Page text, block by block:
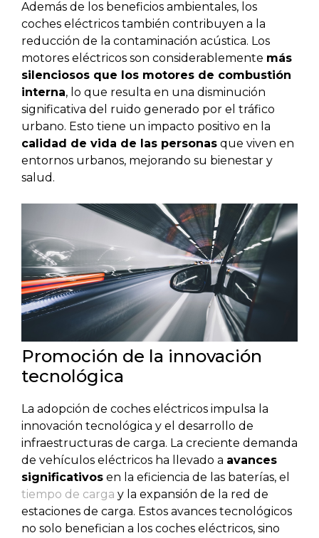
Además de los beneficios ambientales, los
coches eléctricos también contribuyen a la
reducción de la contaminación acústica. Los
motores eléctricos son considerablemente más
silenciosos que los motores de combustión
interna, lo que resulta en una disminución
significativa del ruido generado por el tráfico
urbano. Esto tiene un impacto positivo en la
calidad de vida de las personas que viven en
entornos urbanos, mejorando su bienestar y
salud.
Promoción de la innovación
tecnológica
La adopción de coches eléctricos impulsa la
innovación tecnológica y el desarrollo de
infraestructuras de carga. La creciente demanda
de vehículos eléctricos ha llevado a avances
significativos en la eficiencia de las baterías, el
tiempo de carga y la expansión de la red de
estaciones de carga. Estos avances tecnológicos
no solo benefician a los coches eléctricos, sino